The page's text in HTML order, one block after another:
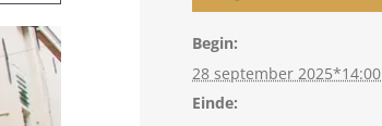
Begin:
28 september 2025*14:00
Einde: